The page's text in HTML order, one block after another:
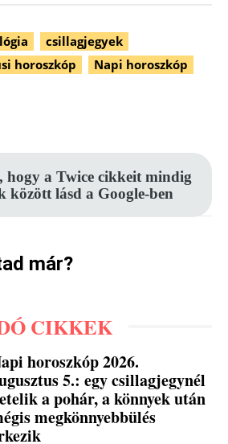
csillagjegyek
horoszkóp Napi horoszkóp
hogy a Twice cikkeit mindig
között lásd a Google-ben
már?
CIKKEK
horoszkóp 2026.
5.: egy csillagjegynél
a pohár, a könnyek után
megkönnyebbülés